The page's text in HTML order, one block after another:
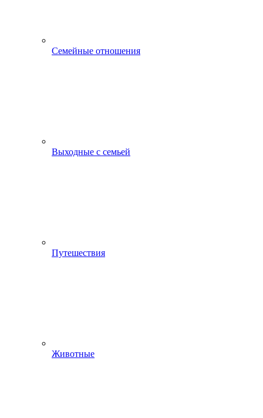
Семейные отношения
Выходные с семьей
Путешествия
Животные